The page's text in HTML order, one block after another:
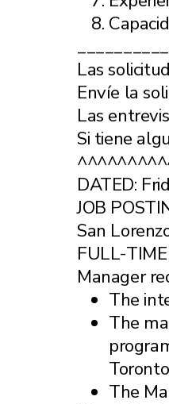
Las
Envíe la
Las
Si tiene
DATED:
JOB
San
FULL-
Manager
The
The
The